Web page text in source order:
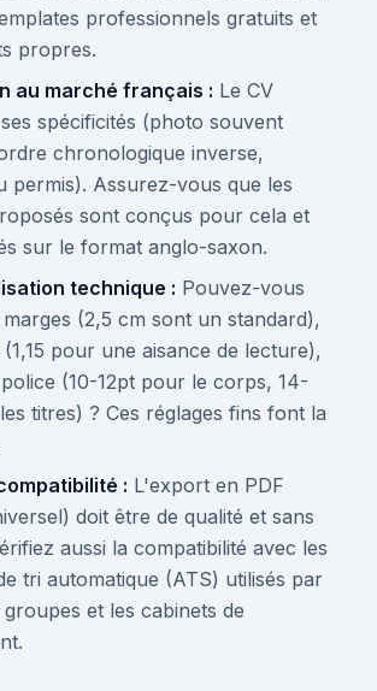
professionnels gratuits et
propres.
au marché français : Le CV
spécificités (photo souvent
chronologique inverse,
permis). Assurez-vous que les
sont conçus pour cela et
sur le format anglo-saxon.
technique : Pouvez-vous
(2,5 cm sont un standard),
pour une aisance de lecture),
(10-12pt pour le corps, 14-
titres) ? Ces réglages fins font la
: L'export en PDF
doit être de qualité et sans
aussi la compatibilité avec les
tri automatique (ATS) utilisés par
et les cabinets de